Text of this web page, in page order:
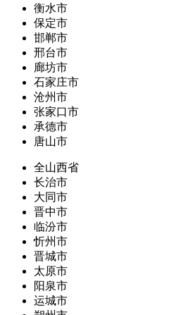
衡水市
保定市
邯郸市
邢台市
廊坊市
石家庄市
沧州市
张家口市
承德市
唐山市
全山西省
长治市
大同市
晋中市
临汾市
忻州市
晋城市
太原市
阳泉市
运城市